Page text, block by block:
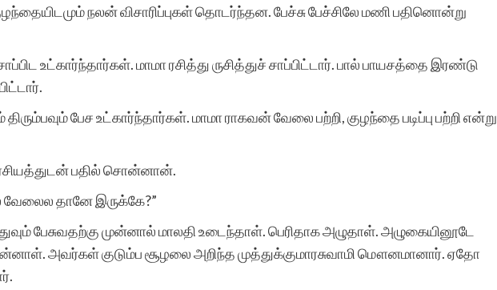
நலன் விசாரிப்புகள் தொடர்ந்தன. பேச்சு பேச்சிலே மணி பதினொன்று
உட்கார்ந்தார்கள். மாமா ரசித்து ருசித்துச் சாப்பிட்டார். பால் பாயசத்தை இரண்டு
திரும்பவும் பேச உட்கார்ந்தார்கள். மாமா ராகவன் வேலை பற்றி, குழந்தை படிப்பு பற்றி என்று
பதில் சொன்னான்.
வேலைல தானே இருக்கே?”
பேசுவதற்கு முன்னால் மாலதி உடைந்தாள். பெரிதாக அழுதாள். அழுகையினூடே
அவர்கள் குடும்ப சூழலை அறிந்த முத்துக்குமாரசுவாமி மௌனமானார். ஏதோ